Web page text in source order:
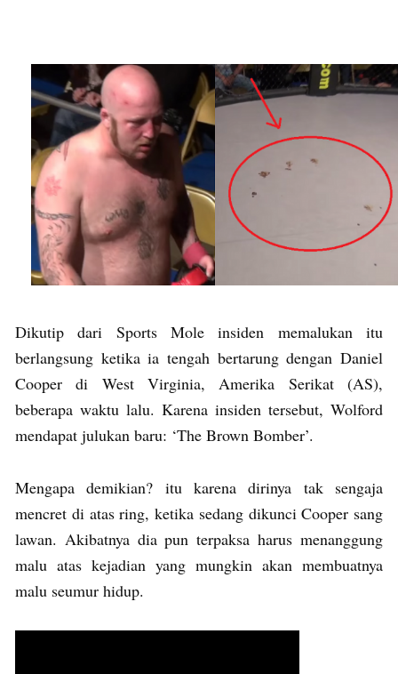
Dikutip dari Sports Mole insiden memalukan itu
berlangsung ketika ia tengah bertarung dengan Daniel
Cooper di West Virginia, Amerika Serikat (AS),
beberapa waktu lalu. Karena insiden tersebut, Wolford
mendapat julukan baru: ‘The Brown Bomber’.
Mengapa demikian? itu karena dirinya tak sengaja
mencret di atas ring, ketika sedang dikunci Cooper sang
lawan. Akibatnya dia pun terpaksa harus menanggung
malu atas kejadian yang mungkin akan membuatnya
malu seumur hidup.